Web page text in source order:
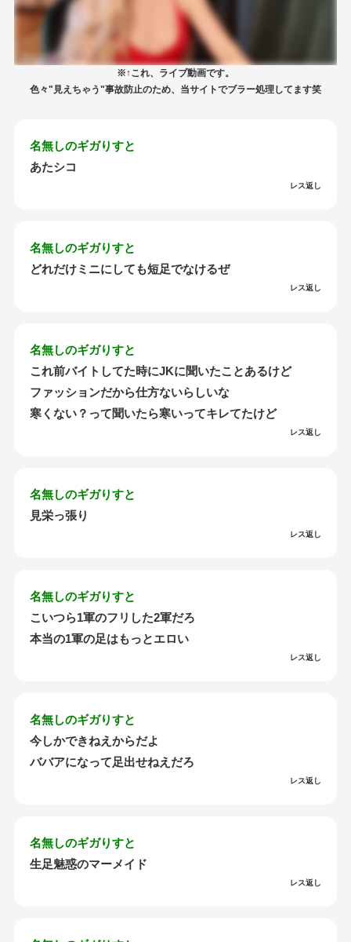
※↑これ、ライブ動画です。
色々"見えちゃう"事故防止のため、当サイトでブラー処理してます笑
名無しのギガりすと
あたシコ
レス返し
名無しのギガりすと
どれだけミニにしても短足でなけるぜ
レス返し
名無しのギガりすと
これ前バイトしてた時にJKに聞いたことあるけど
ファッションだから仕方ないらしいな
寒くない？って聞いたら寒いってキレてたけど
レス返し
名無しのギガりすと
見栄っ張り
レス返し
名無しのギガりすと
こいつら1軍のフリした2軍だろ
本当の1軍の足はもっとエロい
レス返し
名無しのギガりすと
今しかできねえからだよ
ババアになって足出せねえだろ
レス返し
名無しのギガりすと
生足魅惑のマーメイド
レス返し